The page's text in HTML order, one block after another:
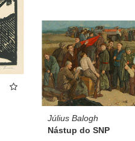
Július Balogh
Nástup do SNP